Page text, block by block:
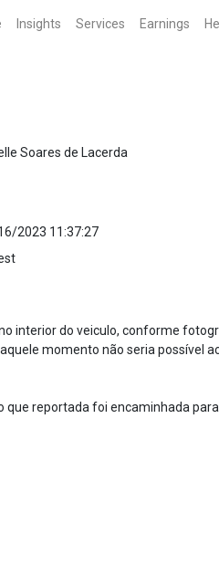
Insights Services Earnings
Soares de Lacerda
2023 11:37:27
interior do veiculo, conforme
momento não seria possível
reportada foi encaminhada